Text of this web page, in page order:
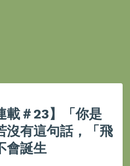
載＃23】「你是
沒有這句話，「飛
會誕生